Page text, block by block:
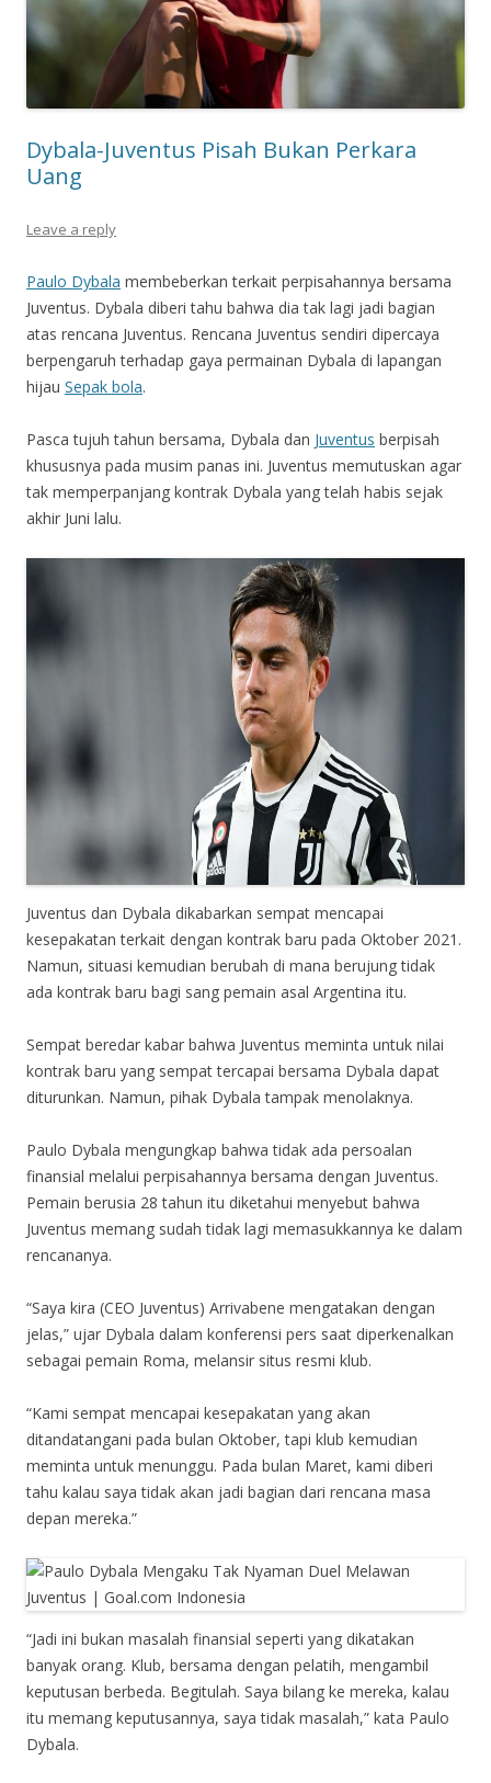
Dybala-Juventus Pisah Bukan Perkara
Uang
Leave a reply
Paulo Dybala membeberkan terkait perpisahannya bersama
Juventus. Dybala diberi tahu bahwa dia tak lagi jadi bagian
atas rencana Juventus. Rencana Juventus sendiri dipercaya
berpengaruh terhadap gaya permainan Dybala di lapangan
hijau Sepak bola.
Pasca tujuh tahun bersama, Dybala dan Juventus berpisah
khususnya pada musim panas ini. Juventus memutuskan agar
tak memperpanjang kontrak Dybala yang telah habis sejak
akhir Juni lalu.
Juventus dan Dybala dikabarkan sempat mencapai
kesepakatan terkait dengan kontrak baru pada Oktober 2021.
Namun, situasi kemudian berubah di mana berujung tidak
ada kontrak baru bagi sang pemain asal Argentina itu.
Sempat beredar kabar bahwa Juventus meminta untuk nilai
kontrak baru yang sempat tercapai bersama Dybala dapat
diturunkan. Namun, pihak Dybala tampak menolaknya.
Paulo Dybala mengungkap bahwa tidak ada persoalan
finansial melalui perpisahannya bersama dengan Juventus.
Pemain berusia 28 tahun itu diketahui menyebut bahwa
Juventus memang sudah tidak lagi memasukkannya ke dalam
rencananya.
“Saya kira (CEO Juventus) Arrivabene mengatakan dengan
jelas,” ujar Dybala dalam konferensi pers saat diperkenalkan
sebagai pemain Roma, melansir situs resmi klub.
“Kami sempat mencapai kesepakatan yang akan
ditandatangani pada bulan Oktober, tapi klub kemudian
meminta untuk menunggu. Pada bulan Maret, kami diberi
tahu kalau saya tidak akan jadi bagian dari rencana masa
depan mereka.”
“Jadi ini bukan masalah finansial seperti yang dikatakan
banyak orang. Klub, bersama dengan pelatih, mengambil
keputusan berbeda. Begitulah. Saya bilang ke mereka, kalau
itu memang keputusannya, saya tidak masalah,” kata Paulo
Dybala.